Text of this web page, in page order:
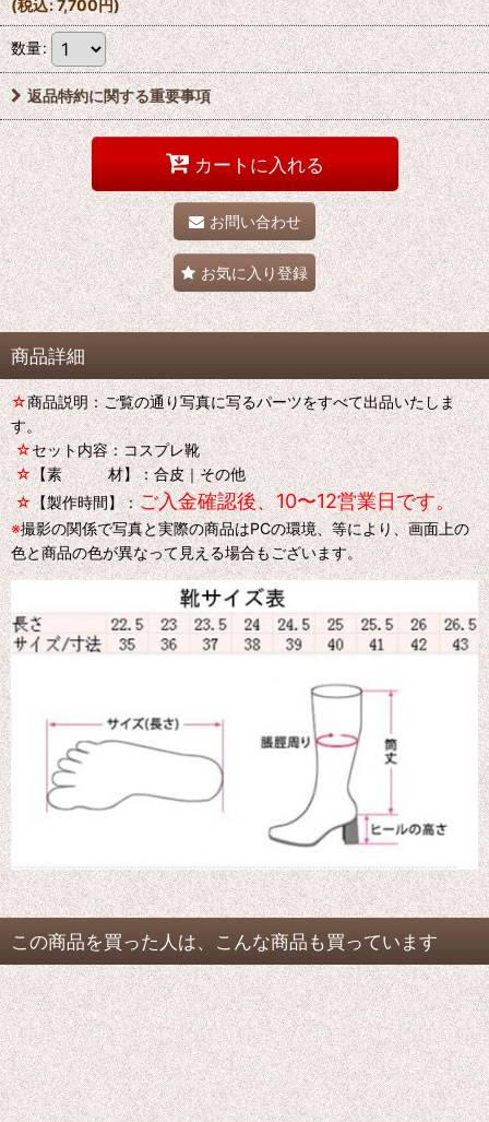
(税込:7,700円)
数量:
返品特約に関する重要事項
カートに入れる
お問い合わせ
お気に入り登録
商品詳細
☆商品説明：ご覧の通り写真に写るパーツをすべて出品いたしま
す。
☆セット内容：コスプレ靴
☆【素 材】：合皮｜その他
☆【製作時間】：ご入金確認後、10〜12営業日です。
※撮影の関係で写真と実際の商品はPCの環境、等により、画面上の
色と商品の色が異なって見える場合もございます。
この商品を買った人は、こんな商品も買っています